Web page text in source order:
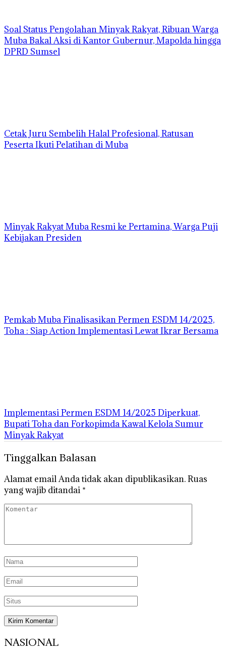
Soal Status Pengolahan Minyak Rakyat, Ribuan Warga
Muba Bakal Aksi di Kantor Gubernur, Mapolda hingga
DPRD Sumsel
Cetak Juru Sembelih Halal Profesional, Ratusan
Peserta Ikuti Pelatihan di Muba
Minyak Rakyat Muba Resmi ke Pertamina, Warga Puji
Kebijakan Presiden
Pemkab Muba Finalisasikan Permen ESDM 14/2025,
Toha : Siap Action Implementasi Lewat Ikrar Bersama
Implementasi Permen ESDM 14/2025 Diperkuat,
Bupati Toha dan Forkopimda Kawal Kelola Sumur
Minyak Rakyat
Tinggalkan Balasan
Alamat email Anda tidak akan dipublikasikan.Ruas
yang wajib ditandai *
NASIONAL